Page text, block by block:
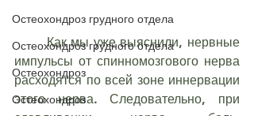
Остеохондроз грудного отдела
Остеохондроз грудного отдела
Остеохондроз
Остеохондроз
	Как мы уже выяснили, нервные
импульсы от спинномозгового нерва
расходятся по всей зоне иннервации
этого нерва. Следовательно, при